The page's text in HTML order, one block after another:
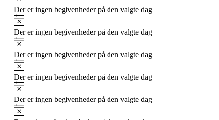
Der er ingen begivenheder på den valgte dag.
Notice
Der er ingen begivenheder på den valgte dag.
Notice
Der er ingen begivenheder på den valgte dag.
Notice
Der er ingen begivenheder på den valgte dag.
Notice
Der er ingen begivenheder på den valgte dag.
Notice